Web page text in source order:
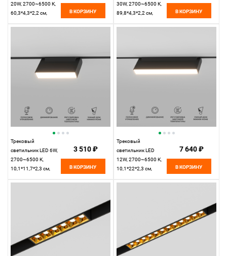
20W, 2700~6500 К,
60,3*4,3*2,2 см,
В КОРЗИНУ
30W, 2700~6500 К,
89,8*4,3*2,2 см,
В КОРЗИНУ
Трековый
светильник LED 6W,
2700~6500 К,
10,1*11,7*2,3 см,
3 510 ₽
В КОРЗИНУ
Трековый
светильник LED
12W, 2700~6500 К,
10,1*22*2,3 см,
7 640 ₽
В КОРЗИНУ